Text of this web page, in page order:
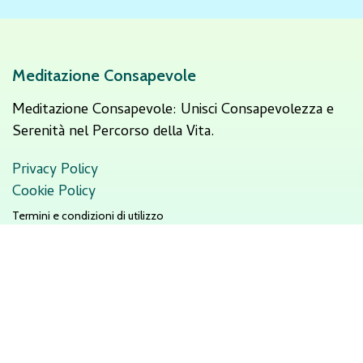
Meditazione Consapevole
Meditazione Consapevole: Unisci Consapevolezza e
Serenità nel Percorso della Vita.
Privacy Policy
Cookie Policy
Termini e condizioni di utilizzo